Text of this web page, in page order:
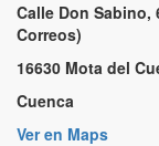
Calle Don
Correos)
16630 Mota del
Ver en Maps